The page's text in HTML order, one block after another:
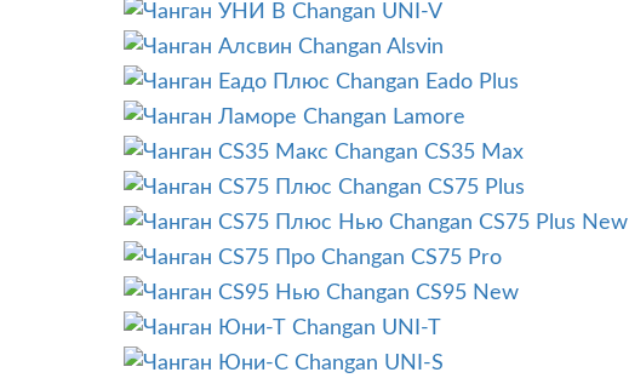
Changan UNI-V
Changan Alsvin
Changan Eado Plus
Changan Lamore
Changan CS35 Max
Changan CS75 Plus
Changan CS75 Plus New
Changan CS75 Pro
Changan CS95 New
Changan UNI-T
Changan UNI-S